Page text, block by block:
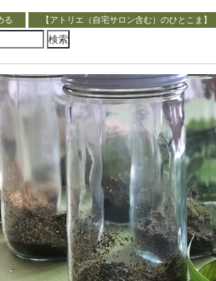
る 【アトリエ（自宅サロン含む）のひとこま】